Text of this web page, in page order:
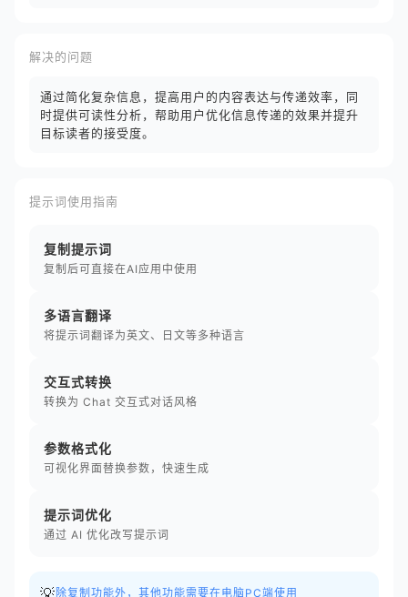
解决的问题
通过简化复杂信息，提高用户的内容表达与传递效率，同
时提供可读性分析，帮助用户优化信息传递的效果并提升
目标读者的接受度。
提示词使用指南
复制提示词
复制后可直接在AI应用中使用
多语言翻译
将提示词翻译为英文、日文等多种语言
交互式转换
转换为 Chat 交互式对话风格
参数格式化
可视化界面替换参数，快速生成
提示词优化
通过 AI 优化改写提示词
💡 除复制功能外，其他功能需要在电脑PC端使用